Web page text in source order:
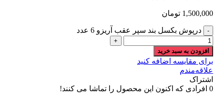
1,500,000 تومان
درپوش بکسل بند سپر عقب آریزو 6 عدد
افزودن به سبد خرید
برای مقایسه اضافه کنید
علاقه‌مندم
اشتراک
0 افرادی که اکنون این محصول را تماشا می کنند!